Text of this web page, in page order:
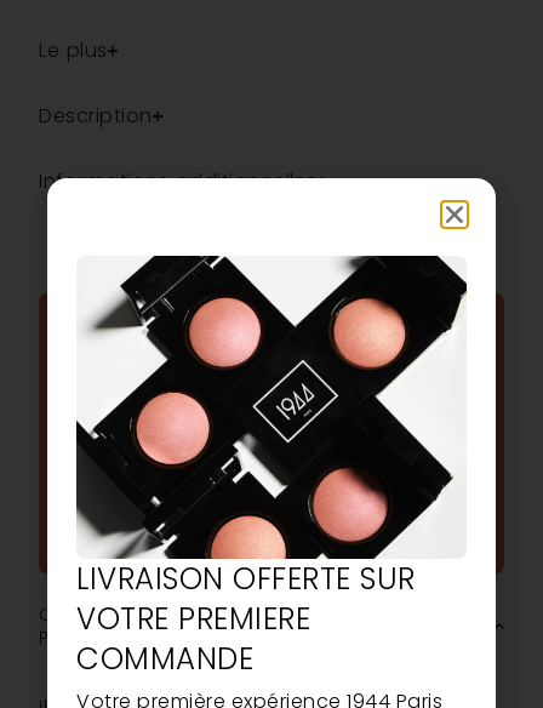
Le plus
Description
Informations additionnelles
FAQ
TOUTES VOS QUESTIONS
FRÉQUENTES SUR NOS
PRODUITS
POSER UNE QUESTION
Quel est l’effet du Crayon Paupières Twist Up 1944
Paris ?
LIVRAISON OFFERTE SUR
VOTRE PREMIERE
COMMANDE
Votre première expérience 1944 Paris